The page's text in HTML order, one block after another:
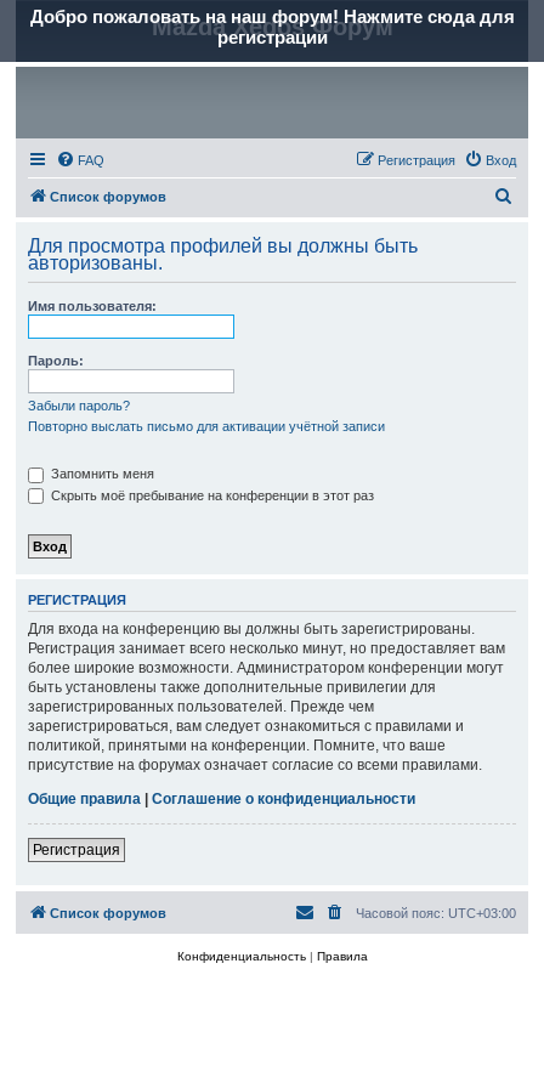
Добро пожаловать на наш форум! Нажмите сюда для
регистрации
Mazda Xedos Форум
FAQ Вход
Регистрация
Список форумов
с
Для просмотра профилей вы должны быть
авторизованы.
Имя пользователя:
Пароль:
Забыли пароль?
Повторно выслать письмо для активации учётной записи
Запомнить меня
Скрыть моё пребывание на конференции в этот раз
РЕГИСТРАЦИЯ
Для входа на конференцию вы должны быть зарегистрированы.
Регистрация занимает всего несколько минут, но предоставляет вам
более широкие возможности. Администратором конференции могут
быть установлены также дополнительные привилегии для
зарегистрированных пользователей. Прежде чем
зарегистрироваться, вам следует ознакомиться с правилами и
политикой, принятыми на конференции. Помните, что ваше
присутствие на форумах означает согласие со всеми правилами.
Общие правила |Соглашение о конфиденциальности
Регистрация
Список форумов Часовой пояс: UTC+03:00
Конфиденциальность| Правила